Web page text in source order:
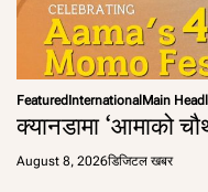
Featured International Main
क्यानडामा ‘आमाको
August 8, 2026डिजिटल खबर